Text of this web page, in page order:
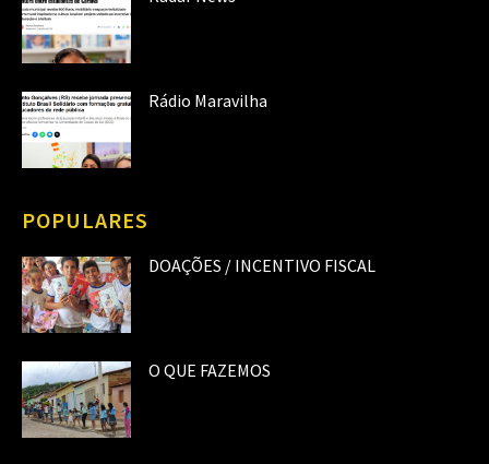
Rádio Maravilha
POPULARES
DOAÇÕES / INCENTIVO FISCAL
O QUE FAZEMOS